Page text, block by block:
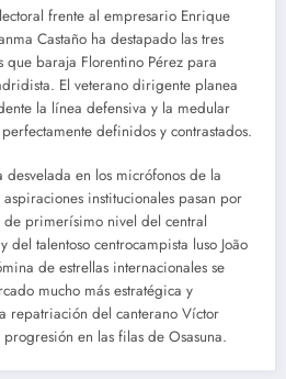
frente al empresario Enrique
Castaño ha destapado las tres
baraja Florentino Pérez para
El veterano dirigente planea
la línea defensiva y la medular
definidos y contrastados.
desvelada en los micrófonos de la
institucionales pasan por
de primerísimo nivel del central
del talentoso centrocampista luso João
de estrellas internacionales se
mucho más estratégica y
repatriación del canterano Víctor
en las filas de Osasuna.